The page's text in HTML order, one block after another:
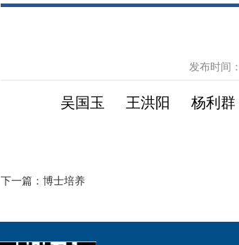
发布时间
吴国玉 王洪阳 杨利
下一篇： 博士培养